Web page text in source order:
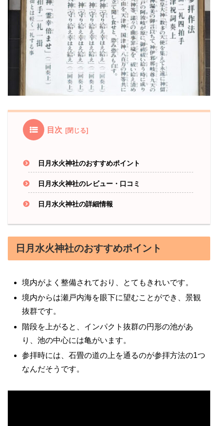
目次
日月水火神社のおすすめポイント
日月水火神社のレビュー・口コミ
日月水火神社の詳細情報
日月水火神社のおすすめポイント
境内がよく整備されており、とてもきれいです。
境内からは瀬戸内海を眼下に望むことができ、景観
抜群です。
階段を上がると、インパクト抜群の円形の池があ
り、池の中心には亀がいます。
参拝時には、石畳の道の上を通るのが参拝方法の1つ
なんだそうです。